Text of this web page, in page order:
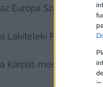
az Európa
a Lakiteleki Filmszemlét,
a Kárpát-medencei